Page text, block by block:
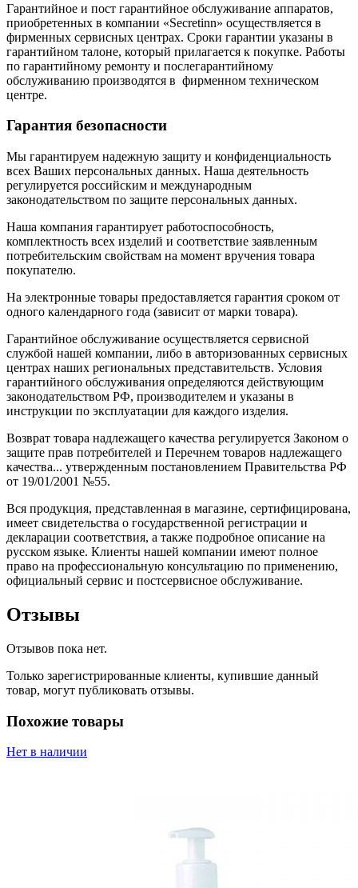
Гарантийное и пост гарантийное обслуживание аппаратов,
приобретенных в компании «Secretinn» осуществляется в
фирменных сервисных центрах. Сроки гарантии указаны в
гарантийном талоне, который прилагается к покупке. Работы
по гарантийному ремонту и послегарантийному
обслуживанию производятся в фирменном техническом
центре.
Гарантия безопасности
Мы гарантируем надежную защиту и конфиденциальность
всех Ваших персональных данных. Наша деятельность
регулируется российским и международным
законодательством по защите персональных данных.
Наша компания гарантирует работоспособность,
комплектность всех изделий и соответствие заявленным
потребительским свойствам на момент вручения товара
покупателю.
На электронные товары предоставляется гарантия сроком от
одного календарного года (зависит от марки товара).
Гарантийное обслуживание осуществляется сервисной
службой нашей компании, либо в авторизованных сервисных
центрах наших региональных представительств. Условия
гарантийного обслуживания определяются действующим
законодательством РФ, производителем и указаны в
инструкции по эксплуатации для каждого изделия.
Возврат товара надлежащего качества регулируется Законом о
защите прав потребителей и Перечнем товаров надлежащего
качества... утвержденным постановлением Правительства РФ
от 19/01/2001 №55.
Вся продукция, представленная в магазине, сертифицирована,
имеет свидетельства о государственной регистрации и
декларации соответствия, а также подробное описание на
русском языке. Клиенты нашей компании имеют полное
право на профессиональную консультацию по применению,
официальный сервис и постсервисное обслуживание.
Отзывы
Отзывов пока нет.
Только зарегистрированные клиенты, купившие данный
товар, могут публиковать отзывы.
Похожие товары
Нет в наличии